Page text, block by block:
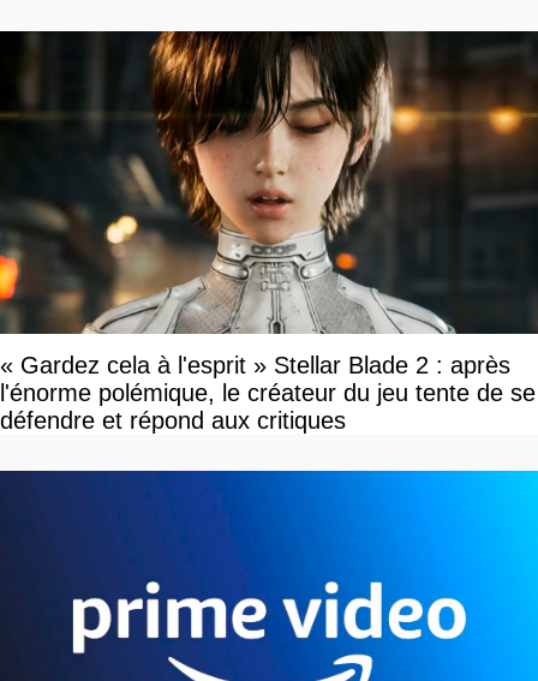
« Gardez cela à l'esprit » Stellar Blade 2 : après
l'énorme polémique, le créateur du jeu tente de se
défendre et répond aux critiques